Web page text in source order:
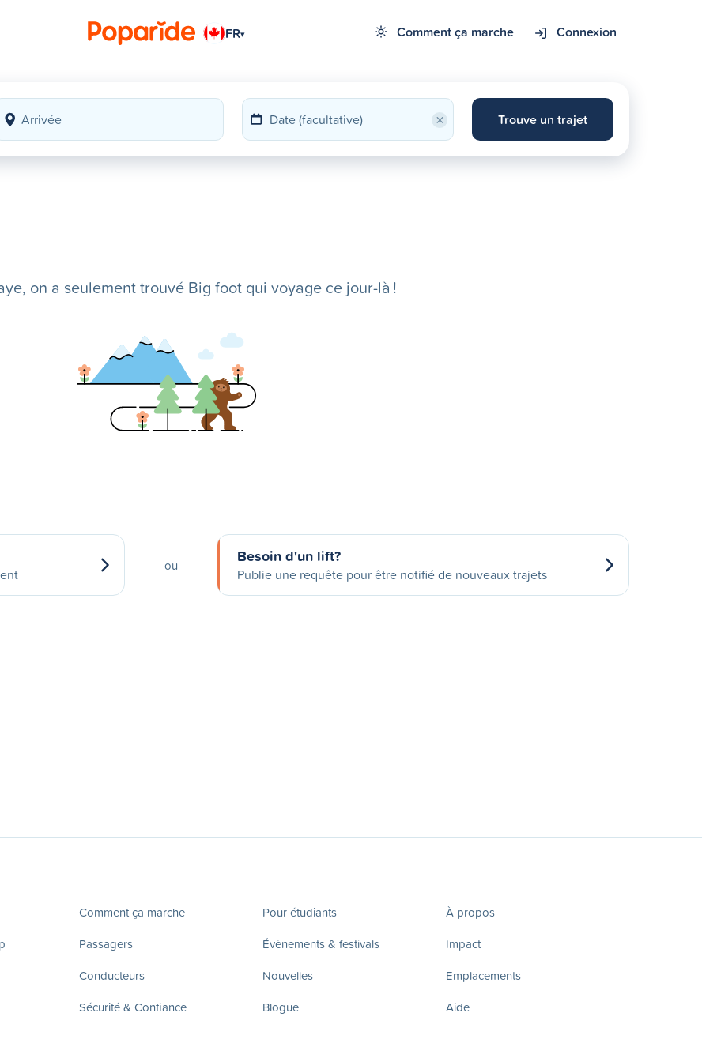
FR▾ Comment ça marche Connexion
× Trouve un trajet
on a seulement trouvé Big foot qui voyage ce jour-là !
ou Besoin d'un lift?
Publie une requête pour être notifié de nouveaux trajets
Comment ça marche
Passagers
Conducteurs
Sécurité & Confiance
Pour étudiants
Évènements & festivals
Nouvelles
Blogue
À propos
Impact
Emplacements
Aide